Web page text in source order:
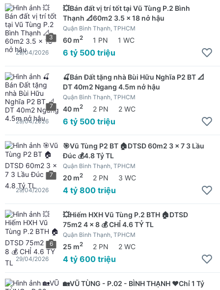
3
💥Bán đất vị trí tốt tại Vũ Tùng P.2 Bình
Thạnh 📐60m2 3.5 x 18 nở hậu
Quận Bình Thạnh, TPHCM
60 m2 1 PN 1 WC
6 tỷ 500 triệu
29/04/2026
7
🍒Bán Đất tặng nhà Bùi Hữu Nghĩa P2 BT 📐
DT 40m2 Ngang 4.5m nở hậu
Quận Bình Thạnh, TPHCM
40 m2 2 PN 2 WC
6 tỷ 500 triệu
29/04/2026
7
🎯Vũ Tùng P2 BT 🏠DTSD 60m2 3 x 7 3 Lầu
Đúc 💰4.8 Tỷ TL
Quận Bình Thạnh, TPHCM
20 m2 2 PN 3 WC
4 tỷ 800 triệu
29/04/2026
6
💥Hiếm HXH Vũ Tùng P.2 BTH 🏠DTSD
75m2 4 x 8 💰 CHỈ 4.6 TỶ TL
Quận Bình Thạnh, TPHCM
25 m2 2 PN 2 WC
4 tỷ 600 triệu
29/04/2026
🏡VŨ TÙNG - P.02 - BÌNH THẠNH ❤Chỉ 1 Tỷ